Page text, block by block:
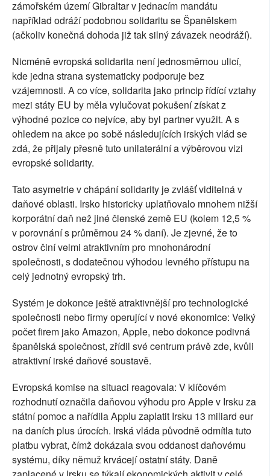
zámořském území Gibraltar v jednacím mandátu
například odráží podobnou solidaritu se Španělskem
(ačkoliv konečná dohoda již tak silný závazek neodráží).
Nicméně evropská solidarita není jednosměrnou ulicí,
kde jedna strana systematicky podporuje bez
vzájemnosti. A co více, solidarita jako princip řídící vztahy
mezi státy EU by měla vylučovat pokušení získat z
výhodné pozice co nejvíce, aby byl partner využit. A s
ohledem na akce po sobě následujících irských vlád se
zdá, že přijaly přesně tuto unilaterální a výběrovou vizi
evropské solidarity.
Tato asymetrie v chápání solidarity je zvlášť viditelná v
daňové oblasti. Irsko historicky uplatňovalo mnohem nižší
korporátní daň než jiné členské země EU (kolem 12,5 %
v porovnání s průměrnou 24 % daní). Je zjevné, že to
ostrov činí velmi atraktivním pro mnohonárodní
společnosti, s dodatečnou výhodou levného přístupu na
celý jednotný evropský trh.
Systém je dokonce ještě atraktivnější pro technologické
společnosti nebo firmy operující v nové ekonomice: Velký
počet firem jako Amazon, Apple, nebo dokonce podivná
španělská společnost, zřídil své centrum právě zde, kvůli
atraktivní irské daňové soustavě.
Evropská komise na situaci reagovala: V klíčovém
rozhodnutí označila daňovou výhodu pro Apple v Irsku za
státní pomoc a nařídila Applu zaplatit Irsku 13 miliard eur
na daních plus úrocích. Irská vláda původně odmítla tuto
platbu vybrat, čímž dokázala svou oddanost daňovému
systému, díky němuž krvácejí ostatní státy. Daně